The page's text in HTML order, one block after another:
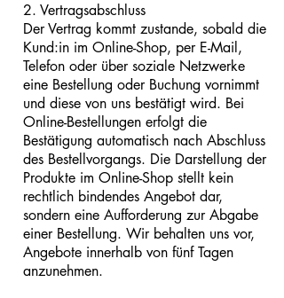
2. Vertragsabschluss
Der Vertrag kommt zustande, sobald die
Kund:in im Online-Shop, per E-Mail,
Telefon oder über soziale Netzwerke
eine Bestellung oder Buchung vornimmt
und diese von uns bestätigt wird. Bei
Online-Bestellungen erfolgt die
Bestätigung automatisch nach Abschluss
des Bestellvorgangs. Die Darstellung der
Produkte im Online-Shop stellt kein
rechtlich bindendes Angebot dar,
sondern eine Aufforderung zur Abgabe
einer Bestellung. Wir behalten uns vor,
Angebote innerhalb von fünf Tagen
anzunehmen.